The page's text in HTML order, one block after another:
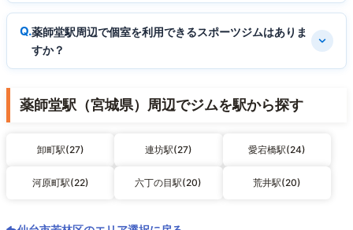
薬師堂駅周辺で個室を利用できるスポーツジムはありま
すか？
薬師堂駅（宮城県）周辺でジムを駅から探す
卸町駅(27) 連坊駅(27) 愛宕橋駅(24)
河原町駅(22) 六丁の目駅(20) 荒井駅(20)